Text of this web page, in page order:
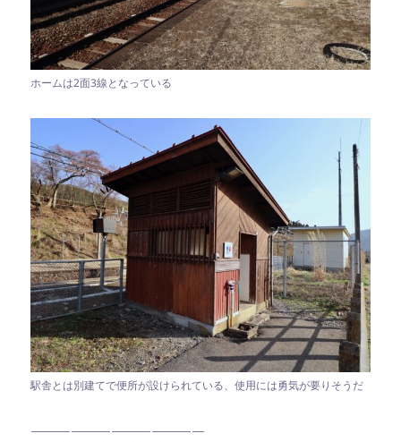
ホームは2面3線となっている
駅舎とは別建てで便所が設けられている、使用には勇気が要りそうだ
—————————————